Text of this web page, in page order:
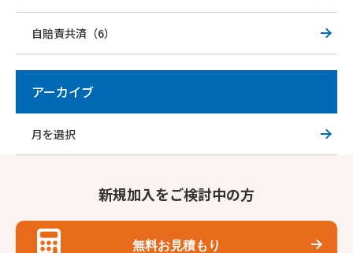
自賠責共済（6）
アーカイブ
新規加入をご検討中の方
無料お見積もり